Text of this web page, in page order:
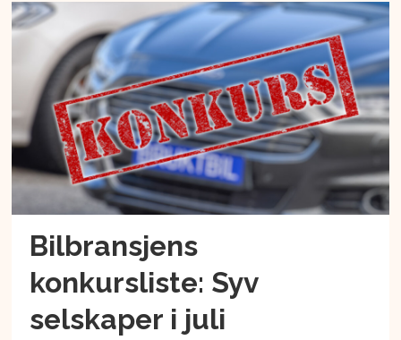
Bilbransjens
konkursliste: Syv
selskaper i juli